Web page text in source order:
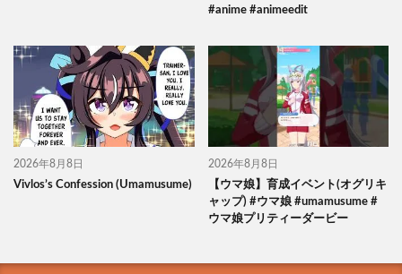
#anime #animeedit
2026年8月8日
Vivlos’s Confession (Umamusume)
2026年8月8日
【ウマ娘】育成イベント(オグリキ
ャップ) #ウマ娘 #umamusume #
ウマ娘プリティーダービー